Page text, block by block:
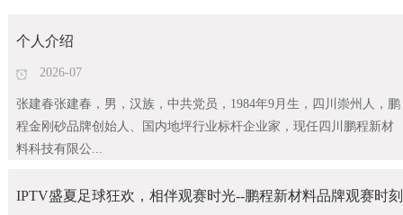
个人介绍
2026-07
张建春张建春，男，汉族，中共党员，1984年9月生，四川崇州人，鹏
程金刚砂品牌创始人、国内地坪行业标杆企业家，现任四川鹏程新材
料科技有限公...
IPTV盛夏足球狂欢，相伴观赛时光--鹏程新材料品牌观赛时刻